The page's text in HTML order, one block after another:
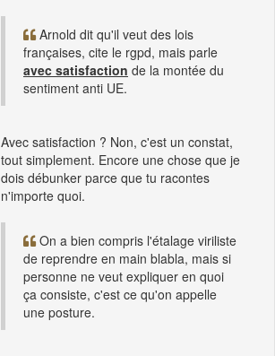
Arnold dit qu'il veut des lois
françaises, cite le rgpd, mais parle
avec satisfaction de la montée du
sentiment anti UE.
Avec satisfaction ? Non, c'est un constat,
tout simplement. Encore une chose que je
dois débunker parce que tu racontes
n'importe quoi.
On a bien compris l'étalage viriliste
de reprendre en main blabla, mais si
personne ne veut expliquer en quoi
ça consiste, c'est ce qu'on appelle
une posture.